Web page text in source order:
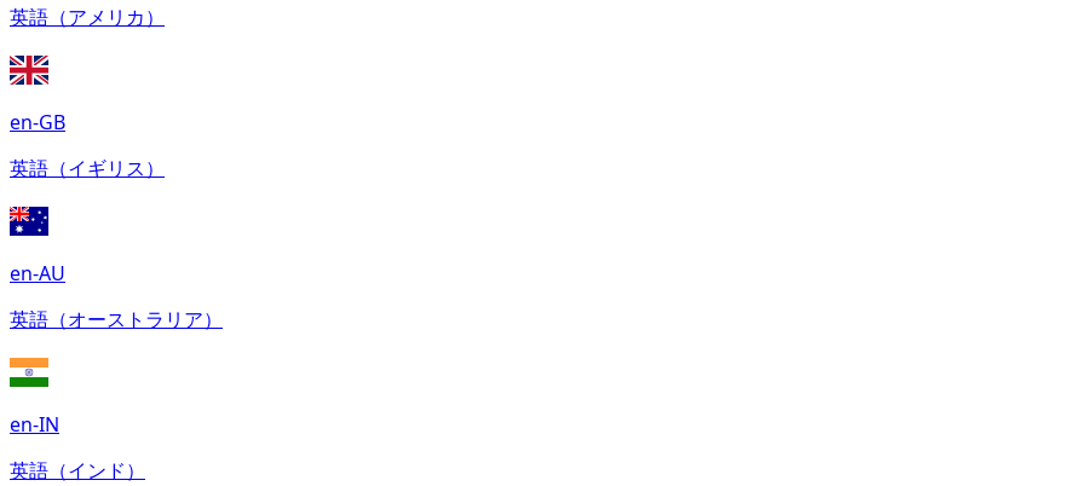
英語（アメリカ）
en-GB
英語（イギリス）
en-AU
英語（オーストラリア）
en-IN
英語（インド）